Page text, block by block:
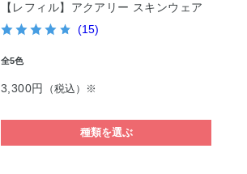
【レフィル】アクアリー スキンウェア
(15)
全5色
3,300円 （税込）※
種類を選ぶ